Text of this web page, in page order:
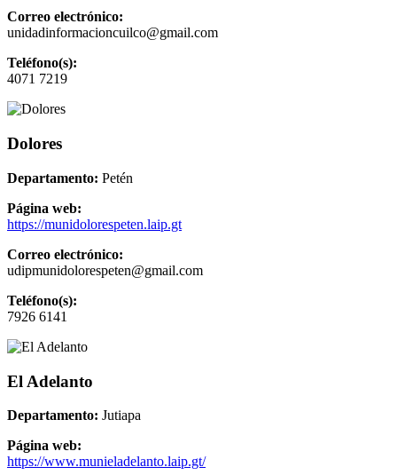
Correo electrónico:
unidadinformacioncuilco@gmail.com
Teléfono(s):
4071 7219
Dolores
Departamento: Petén
Página web:
https://munidolorespeten.laip.gt
Correo electrónico:
udipmunidolorespeten@gmail.com
Teléfono(s):
7926 6141
El Adelanto
Departamento: Jutiapa
Página web:
https://www.munieladelanto.laip.gt/